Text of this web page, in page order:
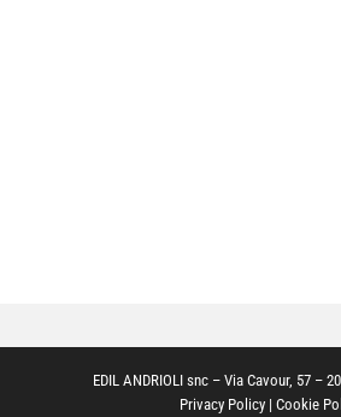
EDIL ANDRIOLI snc – Via Cavour, 57 –
Privacy Policy | Cookie